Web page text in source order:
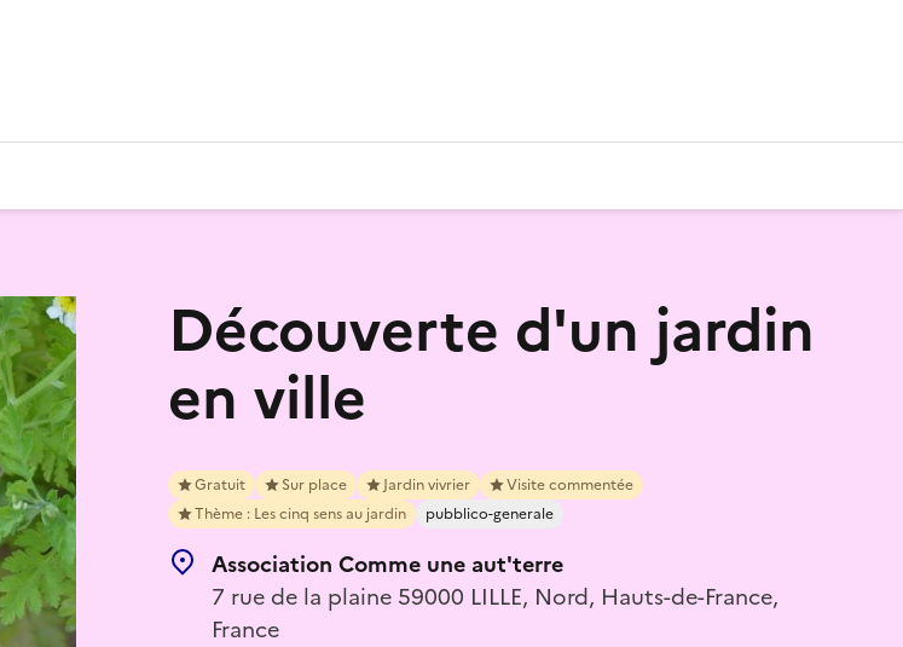
Découverte d'un jardin
en ville
Gratuit Sur place Jardin vivrier
Visite commentée
Thème : Les cinq sens au jardin
pubblico-generale
Association Comme une aut'terre
7 rue de la plaine 59000 LILLE, Nord, Hauts-de-France,
France